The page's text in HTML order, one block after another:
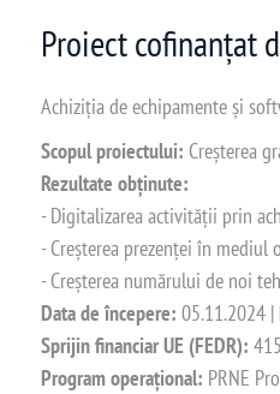
Proiect cofinanțat
Achiziția de echipamente și
Scopul proiectului: Creșterea
Rezultate obținute:
- Digitalizarea activității prin
- Creșterea prezenței în mediul
- Creșterea numărului de noi
Data de începere: 05.11.2024 |
Sprijin financiar UE (FEDR):
Program operațional: PRNE